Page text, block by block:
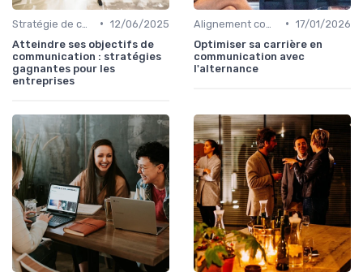
• 12/06/2025
Atteindre ses objectifs de
communication : stratégies
gagnantes pour les
entreprises
• 17/01/2026
Optimiser sa carrière en
communication avec
l'alternance